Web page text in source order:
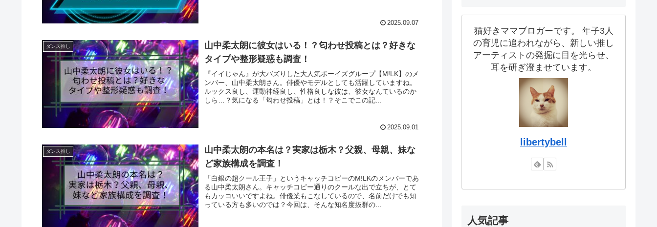
2025.09.07
ダンス推し
山中柔太朗に彼女はいる！？匂わせ投稿とは？好きな
タイプや整形疑惑も調査！
『イイじゃん』が大バズりした大人気ボーイズグループ【M!LK】のメ
ンバー、山中柔太朗さん。俳優やモデルとしても活躍していますね。
ルックス良し、運動神経良し、性格良しな彼は、彼女なんているのか
しら…？気になる「匂わせ投稿」とは！？そこでこの記...
2025.09.01
ダンス推し
山中柔太朗の本名は？実家は栃木？父親、母親、妹な
ど家族構成を調査！
「白銀の超クール王子」というキャッチコピーのM!LKのメンバーであ
る山中柔太朗さん。キャッチコピー通りのクールな出で立ちが、とて
もカッコいいですよね。俳優業もこなしているので、名前だけでも知
っている方も多いのでは？今回は、そんな知名度抜群の...
猫好きママブロガーです。 年子3人
の育児に追われながら、新しい推し
アーティストの発掘に目を光らせ、
耳を研ぎ澄ませています。
libertybell
人気記事